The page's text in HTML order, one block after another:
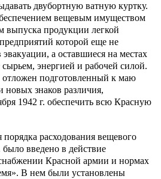
двубортную ватную куртку.
вещевым имуществом
выпуска продукции легкой
которой еще не
а оставшиеся на местах
энергией и рабочей силой.
подготовленный к маю
новых знаков различия,
1942 г. обеспечить всю Красную
расходования вещевого
введено в действие
Красной армии и нормах
В нем были установлены